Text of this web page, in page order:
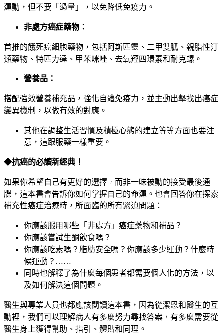
運動，但不要「過量」，以免降低免疫力。
非處方癌症藥物：
首推的餓死癌細胞藥物，包括阿斯匹靈、二甲雙胍、親脂性汀
類藥物、特匹力達、甲苯咪唑、去氧羥四環素和耐克螺。
營養品：
搭配強效營養補充品，強化自體免疫力，並主動出擊找出癌症
變異機制，以做有效的對應。
其他在調整生活習慣及積極心態的建立等等方面也要注
意，這跟服藥一樣重要。
◆抗癌的必讀新經典！
如果你希望自己有更好的選擇，而非一味被動的接受最後通
牒，這本書會告訴你如何掌握自己的命運。也會回答你在探索
補充性癌症治療時，所面臨的所有緊迫問題：
你應該服用哪些「非處方」癌症藥物和補品？
你應該嘗試生酮飲食嗎？
你應該吃素嗎？脂肪安全嗎？你應該多少運動？什麼時
候運動？……
同時也解釋了為什麼每個患者都需要個人化的方法，以
及如何解決這個問題。
醫生與專業人員也都應該閱讀這本書，因為從潔恩和醫生的互
動裡，我們可以理解病人有多麼努力尋找答案，有多麼需要從
醫生身上獲得幫助、指引、體貼和同理。